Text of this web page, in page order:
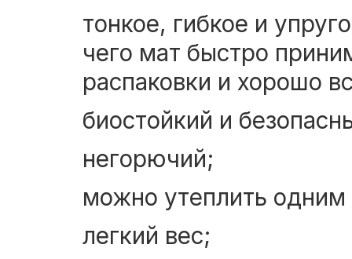
тонкое, гибкое и
чего мат быстро
распаковки и хорошо
биостойкий и
негорючий;
можно утеплить
легкий вес;